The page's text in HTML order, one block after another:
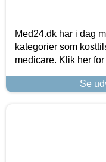
Med24.dk har i dag
kategorier som
medicare. Klik her
Se